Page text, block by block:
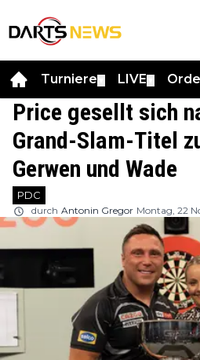
Turniere LIVE
Price gesellt sich
Grand-Slam-Titel
Gerwen und Wade
PDC
durch Antonin Gregor Montag, 22